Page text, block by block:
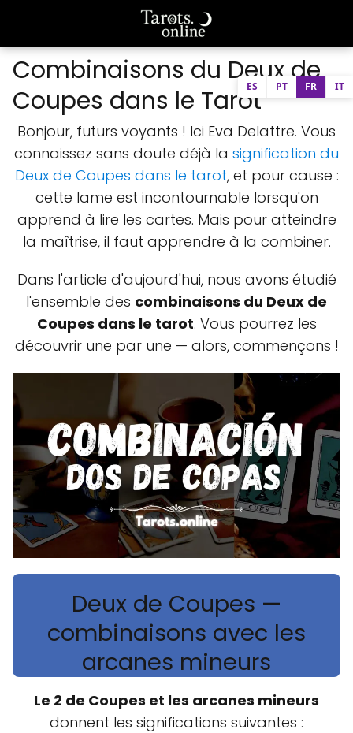
Combinaisons du Deux de
Coupes dans le Tarot
Bonjour, futurs voyants ! Ici Eva Delattre. Vous
connaissez sans doute déjà la signification du
Deux de Coupes dans le tarot, et pour cause :
cette lame est incontournable lorsqu'on
apprend à lire les cartes. Mais pour atteindre
la maîtrise, il faut apprendre à la combiner.
Dans l'article d'aujourd'hui, nous avons étudié
l'ensemble des combinaisons du Deux de
Coupes dans le tarot. Vous pourrez les
découvrir une par une — alors, commençons !
Deux de Coupes —
combinaisons avec les
arcanes mineurs
Le 2 de Coupes et les arcanes mineurs
donnent les significations suivantes :
ES PT FR IT